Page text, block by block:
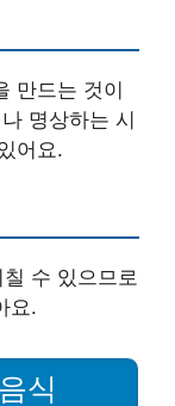
만드는 것이
명상하는 시
어요.
수 있으므로
요.
식